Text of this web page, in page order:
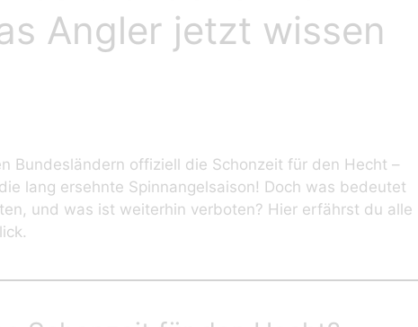
Angler jetzt wissen
Bundesländern offiziell die Schonzeit für den Hecht –
lang ersehnte Spinnangelsaison! Doch was bedeutet
und was ist weiterhin verboten? Hier erfährst du alle